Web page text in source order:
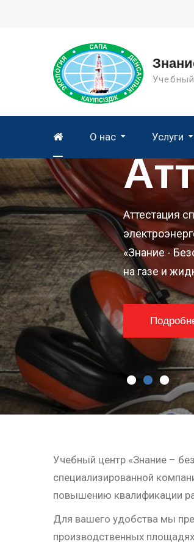
О нас Услуги
Аттестация
«Знание -
на газе и
Учебный центр «Знание –
специализированной
повышению квалификации
Для вашего удобства мы
производственных